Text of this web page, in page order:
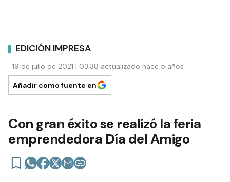
EDICIÓN IMPRESA
19 de julio de 2021 | 03:38 actualizado hace 5 años
Añadir como fuente en
Con gran éxito se realizó la feria
emprendedora Día del Amigo